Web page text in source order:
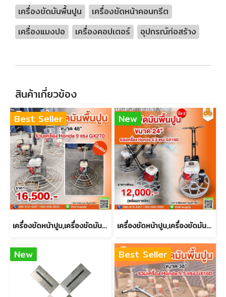
เครื่องขัดมันพื้นปูน
เครื่องขัดหน้าคอนกรีต
เครื่องแมงปอ
เครื่องคอปเตอร์ อุปกรณ์ก่อสร้าง
สินค้าเกี่ยวข้อง
Best Seller
เครื่องขัดหน้าปูน,เครื่องขัดมันพื้นปูน,เครื่องแมงปอ,เครื่องคอปเตอร์ (มือสอง)
New
เครื่องขัดหน้าปูน,เครื่องขัดมันพื้นปูน,เครื่องแมงปอ,เครื่องคอปเตอร์ (มือสอง)
New Best Seller